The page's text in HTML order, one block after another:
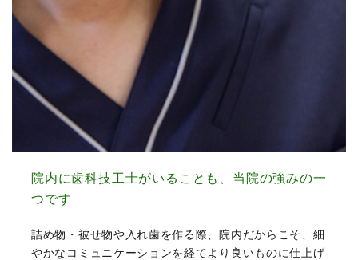
院内に歯科技工士がいることも、当院の強みの一
つです
詰め物・被せ物や入れ歯を作る際、院内だからこそ、細
やかなコミュニケーションを経てより良いものに仕上げ